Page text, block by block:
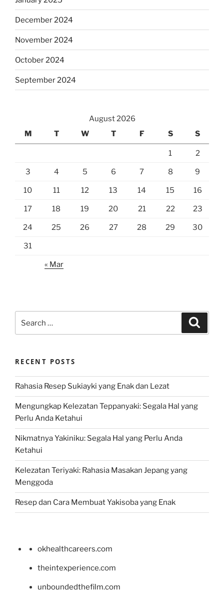
December 2024
November 2024
October 2024
September 2024
August 2026
M
T W T F S S
1 2
3 4 5 6 7 8 9
10 11 12 13 14 15 16
17 18 19 20 21 22 23
24 25 26 27 28 29 30
31
« Mar
for:
RECENT POSTS
Rahasia Resep Sukiayki yang Enak dan Lezat
Mengungkap Kelezatan Teppanyaki: Segala Hal yang
Perlu Anda Ketahui
Nikmatnya Yakiniku: Segala Hal yang Perlu Anda
Ketahui
Kelezatan Teriyaki: Rahasia Masakan Jepang yang
Menggoda
Resep dan Cara Membuat Yakisoba yang Enak
okhealthcareers.com
theintexperience.com
unboundedthefilm.com